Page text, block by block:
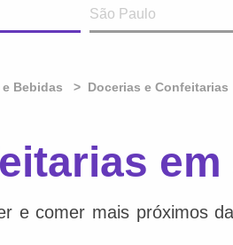
Bebidas Docerias e Confeitarias
e comer mais próximos